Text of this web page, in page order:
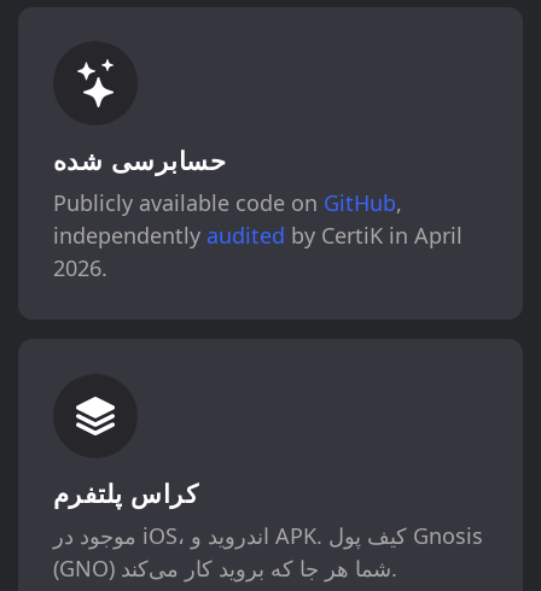
حسابرسی شده
Publicly available code on GitHub,
independently audited by CertiK in April
2026.
کراس پلتفرم
موجود در iOS، اندروید و APK. کیف پول Gnosis
(GNO) شما هر جا که بروید کار می‌کند.